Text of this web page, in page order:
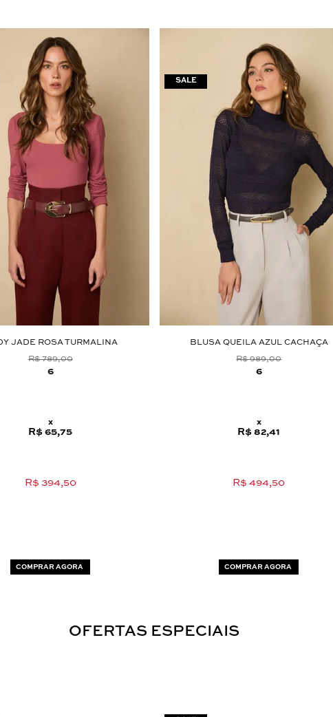
JADE ROSA TURMALINA
R$ 789,00
6
x
R$ 65,75
R$ 394,50
COMPRAR AGORA
BLUSA QUEILA AZUL CACHAÇA
R$ 989,00
6
x
R$ 82,41
R$ 494,50
COMPRAR AGORA
OFERTAS ESPECIAIS